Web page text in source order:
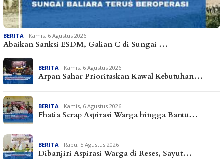
BERITA Kamis, 6 Agustus 2026
Abaikan Sanksi ESDM, Galian C di Sungai …
BERITA Kamis, 6 Agustus 2026
Arpan Sahar Prioritaskan Kawal Kebutuhan…
BERITA Kamis, 6 Agustus 2026
Fhatia Serap Aspirasi Warga hingga Bantu…
BERITA Rabu, 5 Agustus 2026
Dibanjiri Aspirasi Warga di Reses, Sayut…